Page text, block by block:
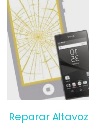
Reparar Altavoz